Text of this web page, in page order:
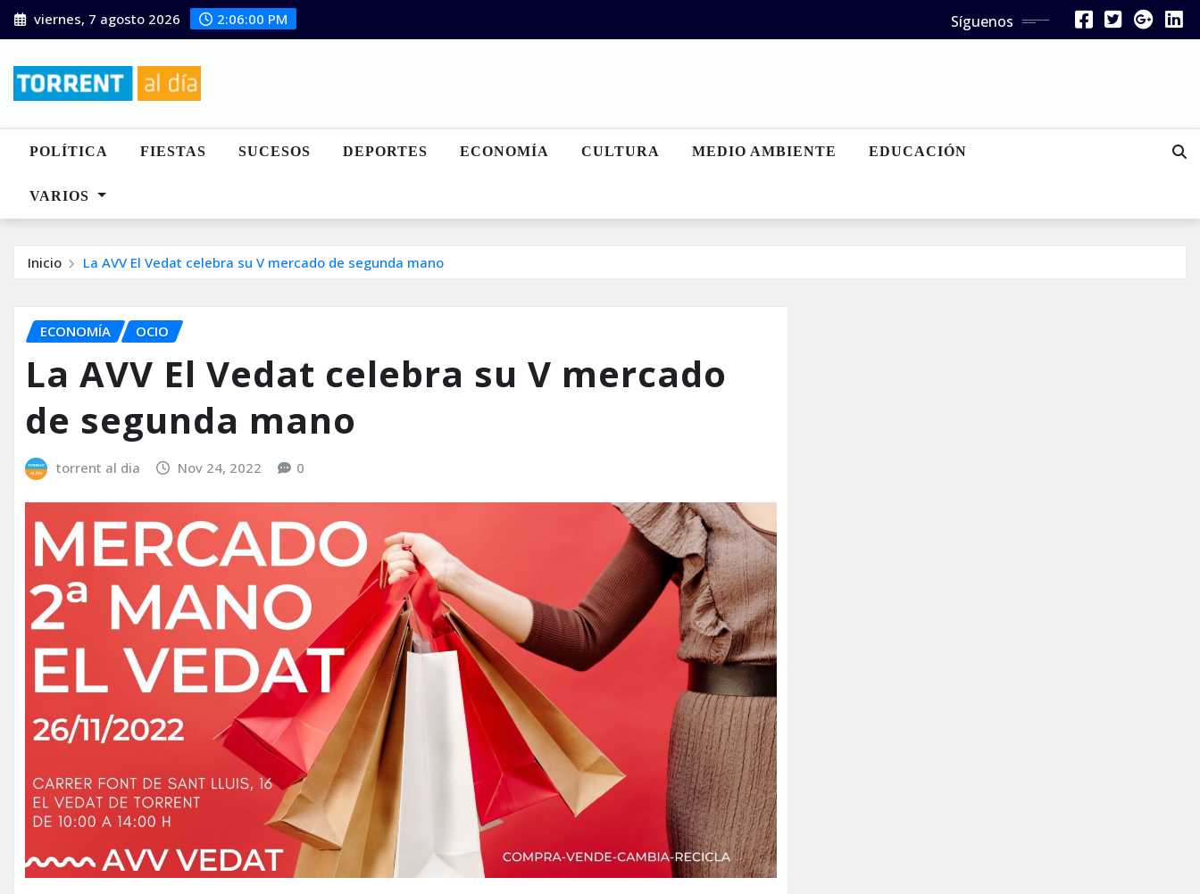
Saltar
al
viernes, 7 agosto 2026 2:06:02 PM Síguenos
POLÍTICA FIESTAS SUCESOS DEPORTES ECONOMÍA CULTURA MEDIO AMBIENTE EDUCACIÓN
VARIOS
Inicio La AVV El Vedat celebra su V mercado de segunda mano
ECONOMÍA OCIO
La AVV El Vedat celebra su V mercado
de segunda mano
torrent al dia Nov 24, 2022 0